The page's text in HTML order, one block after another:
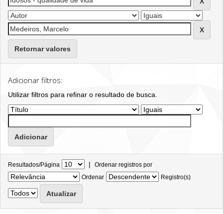
Retornar valores
Adicionar filtros:
Utilizar filtros para refinar o resultado de busca.
Resultados/Página | Ordenar registros por
Ordenar
Registro(s)